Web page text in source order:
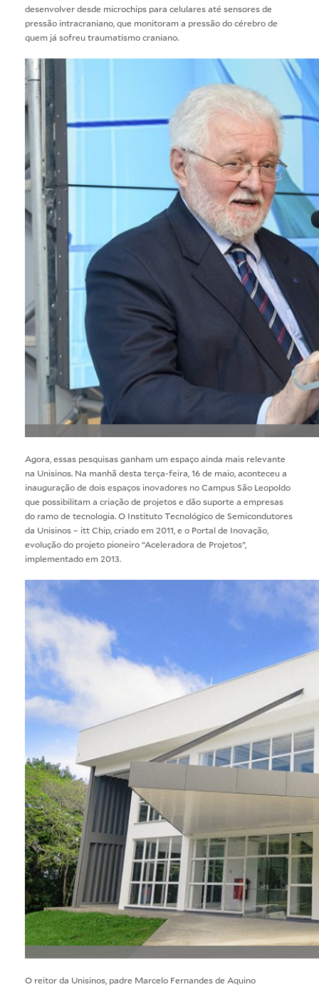
desenvolver desde microchips para celulares até sensores de
pressão intracraniano, que monitoram a pressão do cérebro de
quem já sofreu traumatismo craniano.
Agora, essas pesquisas ganham um espaço ainda mais relevante
na Unisinos. Na manhã desta terça-feira, 16 de maio, aconteceu a
inauguração de dois espaços inovadores no Campus São Leopoldo
que possibilitam a criação de projetos e dão suporte a empresas
do ramo de tecnologia. O Instituto Tecnológico de Semicondutores
da Unisinos – itt Chip , criado em 2011, e o Portal de Inovação
evolução do projeto pioneiro “Aceleradora de Projetos”,
implementado em 2013.
O reitor da Unisinos, padre Marcelo Fernandes de Aquino